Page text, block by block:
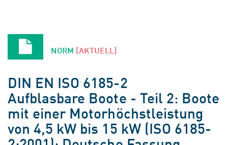
NORM [AKTUELL]
DIN EN ISO 6185-2
Aufblasbare Boote - Teil 2: Boote
mit einer Motorhöchstleistung
von 4,5 kW bis 15 kW (ISO 6185-